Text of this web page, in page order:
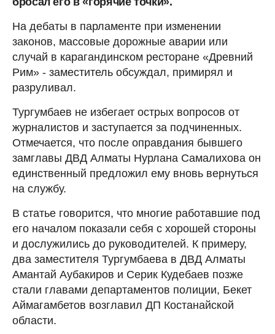
На дебаты в парламенте при изменении
законов, массовые дорожные аварии или
случай в карагандинском ресторане «Древний
Рим» - заместитель обсуждал, примирял и
разруливал.
Тургумбаев не избегает острых вопросов от
журналистов и заступается за подчиненных.
Отмечается, что после оправдания бывшего
замглавы ДВД Алматы Нурлана Самалихова он
единственный предложил ему вновь вернуться
на службу.
В статье говорится, что многие работавшие под
его началом показали себя с хорошей стороны
и дослужились до руководителей. К примеру,
два заместителя Тургумбаева в ДВД Алматы
Амантай Аубакиров и Серик Кудебаев позже
стали главами департаментов полиции, Бекет
Аймагамбетов возглавил ДП Костанайской
области.